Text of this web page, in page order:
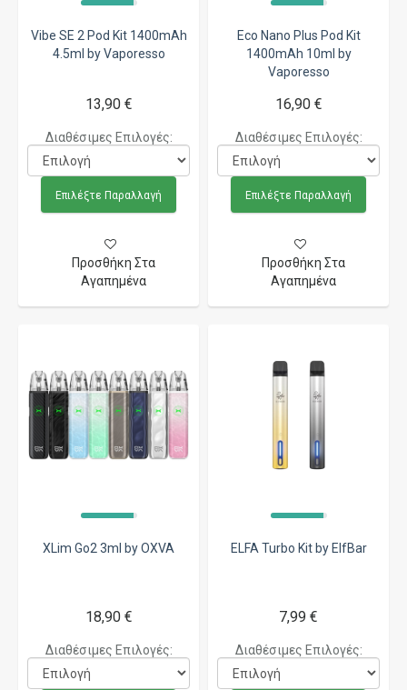
Vibe SE 2 Pod Kit 1400mAh
4.5ml by Vaporesso
13,90 €
Διαθέσιμες Επιλογές:
Επιλέξτε Παραλλαγή
Προσθήκη Στα
Αγαπημένα
Eco Nano Plus Pod Kit
1400mAh 10ml by
Vaporesso
16,90 €
Διαθέσιμες Επιλογές:
Επιλέξτε Παραλλαγή
Προσθήκη Στα
Αγαπημένα
XLim Go2 3ml by OXVA
18,90 €
Διαθέσιμες Επιλογές:
ELFA Turbo Kit by ElfBar
7,99 €
Διαθέσιμες Επιλογές: